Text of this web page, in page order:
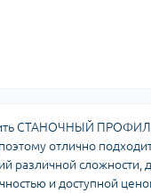
СТАНОЧНЫЙ
отлично
различной сложности,
и доступной